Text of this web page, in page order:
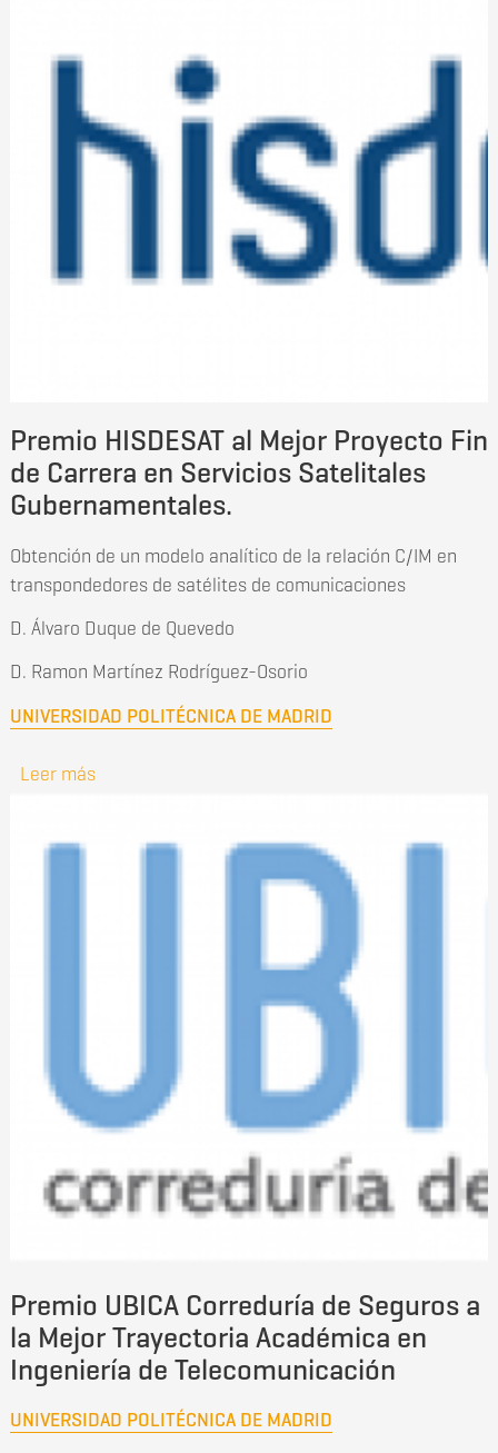
Premio HISDESAT al Mejor Proyecto Fin
de Carrera en Servicios Satelitales
Gubernamentales.
Obtención de un modelo analítico de la relación C/IM en
transpondedores de satélites de comunicaciones
D. Álvaro Duque de Quevedo
D. Ramon Martínez Rodríguez-Osorio
UNIVERSIDAD POLITÉCNICA DE MADRID
Leer mássobre Premio HISDESAT al Mejor Proyecto Fin de
Premio UBICA Correduría de Seguros a
la Mejor Trayectoria Académica en
Ingeniería de Telecomunicación
UNIVERSIDAD POLITÉCNICA DE MADRID